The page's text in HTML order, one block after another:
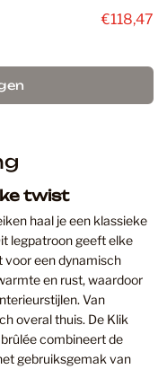
€118,47
twist
haal je een klassieke
legpatroon geeft elke
voor een dynamisch
en rust, waardoor
Van
overal thuis. De Klik
combineert de
gebruiksgemak van